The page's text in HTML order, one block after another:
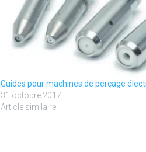
Guides pour machines de perçage
31 octobre 2017
Article similaire